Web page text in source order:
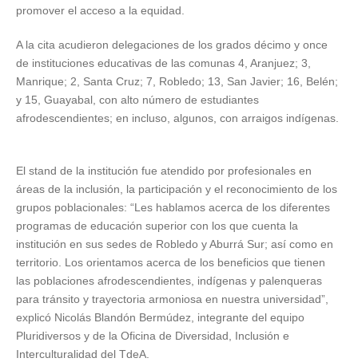
promover el acceso a la equidad.
A la cita acudieron delegaciones de los grados décimo y once
de instituciones educativas de las comunas 4, Aranjuez; 3,
Manrique; 2, Santa Cruz; 7, Robledo; 13, San Javier; 16, Belén;
y 15, Guayabal, con alto número de estudiantes
afrodescendientes; en incluso, algunos, con arraigos indígenas.
El stand de la institución fue atendido por profesionales en
áreas de la inclusión, la participación y el reconocimiento de los
grupos poblacionales: “Les hablamos acerca de los diferentes
programas de educación superior con los que cuenta la
institución en sus sedes de Robledo y Aburrá Sur; así como en
territorio. Los orientamos acerca de los beneficios que tienen
las poblaciones afrodescendientes, indígenas y palenqueras
para tránsito y trayectoria armoniosa en nuestra universidad”,
explicó Nicolás Blandón Bermúdez, integrante del equipo
Pluridiversos y de la Oficina de Diversidad, Inclusión e
Interculturalidad del TdeA.